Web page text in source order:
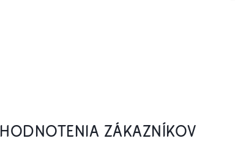
HODNOTENIA ZÁKAZNÍKOV